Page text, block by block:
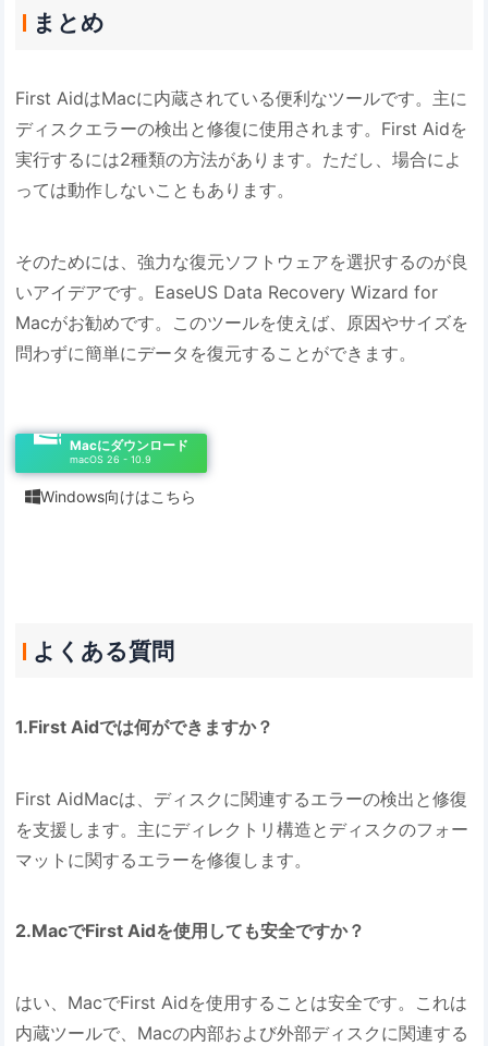
まとめ
First AidはMacに内蔵されている便利なツールです。主に
ディスクエラーの検出と修復に使用されます。First Aidを
実行するには2種類の方法があります。ただし、場合によ
っては動作しないこともあります。
そのためには、強力な復元ソフトウェアを選択するのが良
いアイデアです。EaseUS Data Recovery Wizard for
Macがお勧めです。このツールを使えば、原因やサイズを
問わずに簡単にデータを復元することができます。
Macにダウンロード
macOS 26 - 10.9
Windows向けはこちら
よくある質問
1.First Aidでは何ができますか？
First AidMacは、ディスクに関連するエラーの検出と修復
を支援します。主にディレクトリ構造とディスクのフォー
マットに関するエラーを修復します。
2.MacでFirst Aidを使用しても安全ですか？
はい、MacでFirst Aidを使用することは安全です。これは
内蔵ツールで、Macの内部および外部ディスクに関連する